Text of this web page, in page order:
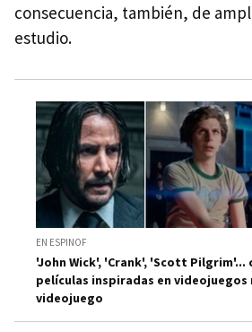
consecuencia, también, de
estudio.
EN ESPINOF
'John Wick', 'Crank', 'Scott Pilgrim'...
películas inspiradas en
videojuego